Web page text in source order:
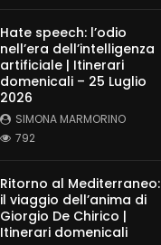
Hate speech: l’odio
nell’era dell’intelligenza
artificiale | Itinerari
domenicali – 25 Luglio
2026
SIMONA MARMORINO
792
Ritorno al Mediterraneo:
il viaggio dell’anima di
Giorgio De Chirico |
Itinerari domenicali